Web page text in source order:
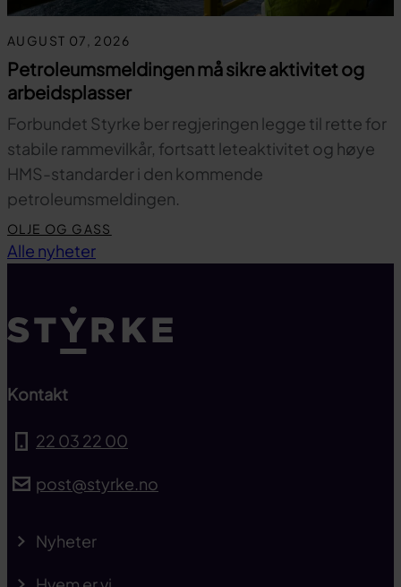
AUGUST 07, 2026
Petroleumsmeldingen må sikre aktivitet og
arbeidsplasser
Forbundet Styrke ber regjeringen legge til rette for
stabile rammevilkår, fortsatt leteaktivitet og høye
HMS-standarder i den kommende
petroleumsmeldingen.
OLJE OG GASS
Alle nyheter
Kontakt
22 03 22 00
post@styrke.no
Nyheter